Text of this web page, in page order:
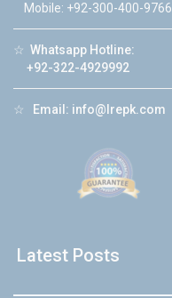
Mobile: +92-300-400-9766
☆ Whatsapp Hotline:
+92-322-4929992
☆ Email: info@lrepk.com
Latest Posts